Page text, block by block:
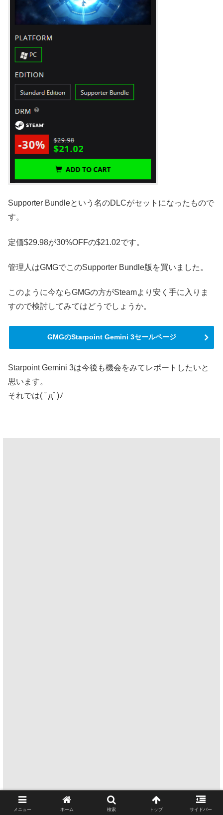
Supporter Bundleという名のDLCがセットになったもので
す。
定価$29.98が30%OFFの$21.02です。
管理人はGMGでこのSupporter Bundle版を買いました。
このように今ならGMGの方がSteamより安く手に入りま
すので検討してみてはどうでしょうか。
GMGのStarpoint Gemini 3セールページ
Starpoint Gemini 3は今後も機会をみてレポートしたいと
思います。
それでは( ﾟдﾟ)ﾉ
メニュー ホーム 検索 トップ サイドバー